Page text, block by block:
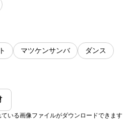
マツケンサンバ ダンス
いる画像ファイルがダウンロードできます